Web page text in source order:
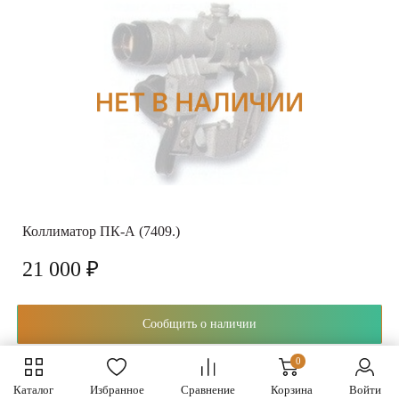
Каталог Избранное Сравнение
0
Корзина Войти
Коллиматор ПК-А (7409.)
21 000 ₽
Сообщить о наличии